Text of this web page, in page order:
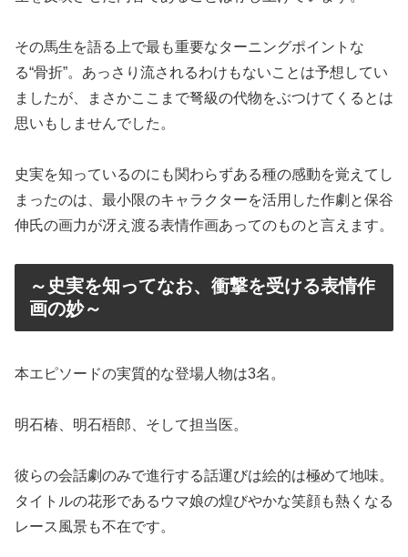
その馬生を語る上で最も重要なターニングポイントな
る“骨折”。あっさり流されるわけもないことは予想してい
ましたが、まさかここまで弩級の代物をぶつけてくるとは
思いもしませんでした。
史実を知っているのにも関わらずある種の感動を覚えてし
まったのは、最小限のキャラクターを活用した作劇と保谷
伸氏の画力が冴え渡る表情作画あってのものと言えます。
～史実を知ってなお、衝撃を受ける表情作
画の妙～
本エピソードの実質的な登場人物は3名。
明石椿、明石梧郎、そして担当医。
彼らの会話劇のみで進行する話運びは絵的は極めて地味。
タイトルの花形であるウマ娘の煌びやかな笑顔も熱くなる
レース風景も不在です。